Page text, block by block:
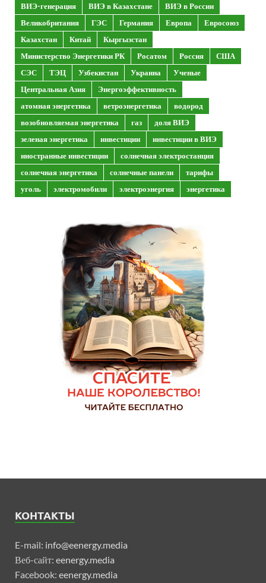
ВИЭ-генерация
ВИЭ в Казахстане
ВИЭ в России
Великобритания
ГЭС Германия Европа
Евросоюз
Казахстан
Китай
Кыргызстан
Министерство Энергетики РК
Росатом Россия
США
СЭС
ТЭЦ Узбекистан Украина
Ученые
Центральная Азия
Энергоэффективность
атомная энергетика
ветроэнергетика
водород
возобновляемая энергетика
газ
доля ВИЭ
зеленая энергетика
инвестиции
инвестиции в ВИЭ
иностранные инвестиции
солнечная электростанция
солнечная энергетика
солнечные панели
тарифы
уголь
электромобили электроэнергия энергетика
КОНТАКТЫ
E-mail: info@eenergy.media
Веб-сайт: eenergy.media
Facebook: eenergy.media